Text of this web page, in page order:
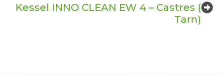
Kessel INNO CLEAN EW 4 – Castres (
Tarn)